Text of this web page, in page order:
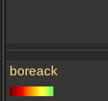
boreack